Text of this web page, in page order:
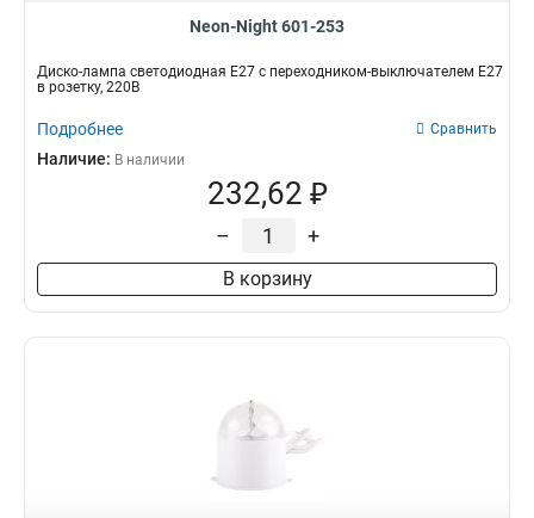
Neon-Night 601-253
Диско-лампа светодиодная Е27 с переходником-выключателем Е27
в розетку, 220В
Подробнее Сравнить
Наличие: В наличии
232,62 ₽
– +
В корзину